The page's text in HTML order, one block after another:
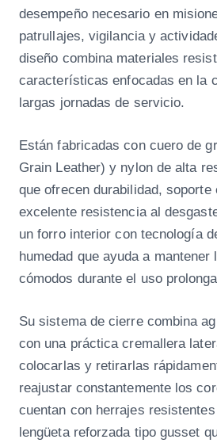
g
r
o
9
5
c
a
n
t
i
d
d
desempeño necesario en
patrullajes, vigilancia y
diseño combina materiales
características enfocadas en la
largas jornadas de servicio.
Están fabricadas con cuero de
Grain Leather) y nylon de alta
que ofrecen durabilidad,
excelente resistencia al
un forro interior con tecnología
humedad que ayuda a
cómodos durante el uso
Su sistema de cierre combina
con una práctica cremallera
colocarlas y retirarlas
reajustar constantemente los
cuentan con herrajes
lengüeta reforzada tipo gusset